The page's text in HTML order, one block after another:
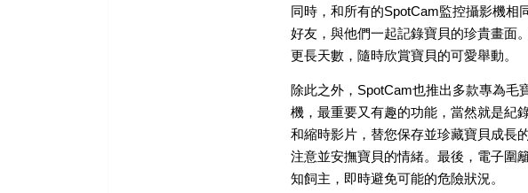
同時，和所有的SpotCam監控攝影機相
好友，與他們一起記錄寶貝的珍貴畫面
更長天數，隨時欣賞寶貝的可愛舉動。
除此之外，SpotCam也推出多款專為毛
機，最重要又有趣的功能，當然就是紀
和縮時影片，替您保存並珍藏寶貝成長
注意並安撫寶貝的情緒。最後， 電子圍
知飼主，即時避免可能的危險狀況。